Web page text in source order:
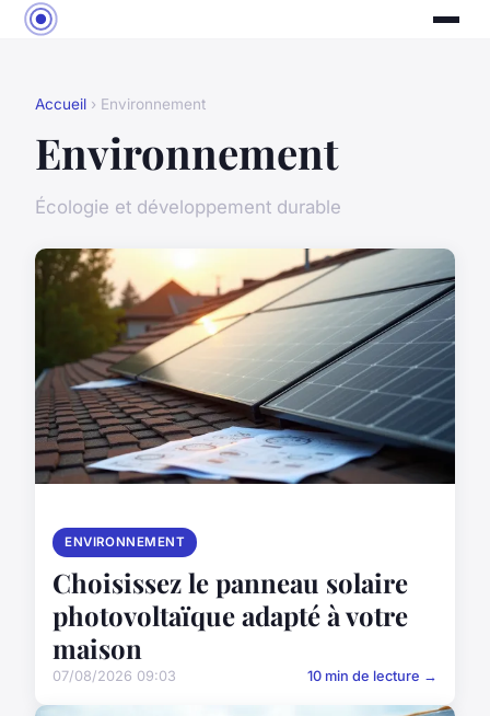
Accueil › Environnement
Environnement
Écologie et développement durable
ENVIRONNEMENT
Choisissez le panneau solaire
photovoltaïque adapté à votre
maison
07/08/2026 09:03 10 min de lecture →